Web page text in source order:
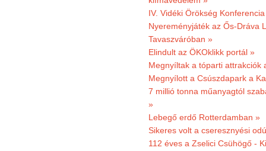
IV. Vidéki Örökség
Nyereményjáték az Ős-Dráva
Tavaszváróban »
Elindult az ÖKOklikk portál »
Megnyíltak a tóparti attrakciók
Megnyílott a Csúszdapark a
7 millió tonna műanyagtól
»
Lebegő erdő Rotterdamban »
Sikeres volt a cseresznyési
112 éves a Zselici Csühögő -